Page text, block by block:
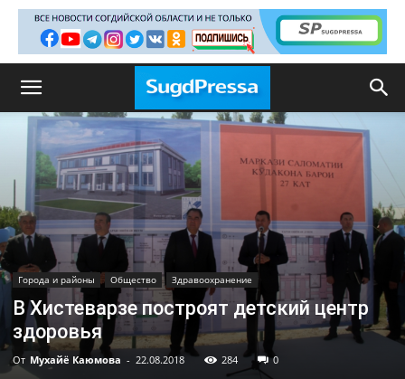
Города и районы Общество Здравоохранение
В Хистеварзе построят детский центр
здоровья
От Мухайё Каюмова - 22.08.2018 284 0